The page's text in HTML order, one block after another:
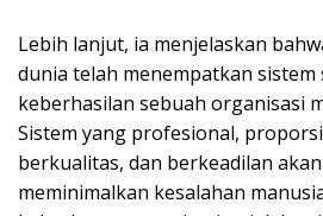
Lebih lanjut, ia menjelaskan
dunia telah menempatkan
keberhasilan sebuah organisasi
Sistem yang profesional,
berkualitas, dan berkeadilan
meminimalkan kesalahan